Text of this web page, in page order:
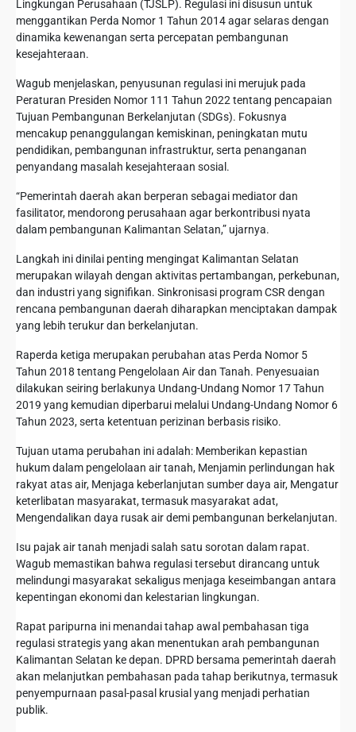
Lingkungan Perusahaan (TJSLP). Regulasi ini disusun untuk
menggantikan Perda Nomor 1 Tahun 2014 agar selaras dengan
dinamika kewenangan serta percepatan pembangunan
kesejahteraan.
Wagub menjelaskan, penyusunan regulasi ini merujuk pada
Peraturan Presiden Nomor 111 Tahun 2022 tentang pencapaian
Tujuan Pembangunan Berkelanjutan (SDGs). Fokusnya
mencakup penanggulangan kemiskinan, peningkatan mutu
pendidikan, pembangunan infrastruktur, serta penanganan
penyandang masalah kesejahteraan sosial.
“Pemerintah daerah akan berperan sebagai mediator dan
fasilitator, mendorong perusahaan agar berkontribusi nyata
dalam pembangunan Kalimantan Selatan,” ujarnya.
Langkah ini dinilai penting mengingat Kalimantan Selatan
merupakan wilayah dengan aktivitas pertambangan, perkebunan,
dan industri yang signifikan. Sinkronisasi program CSR dengan
rencana pembangunan daerah diharapkan menciptakan dampak
yang lebih terukur dan berkelanjutan.
Raperda ketiga merupakan perubahan atas Perda Nomor 5
Tahun 2018 tentang Pengelolaan Air dan Tanah. Penyesuaian
dilakukan seiring berlakunya Undang-Undang Nomor 17 Tahun
2019 yang kemudian diperbarui melalui Undang-Undang Nomor 6
Tahun 2023, serta ketentuan perizinan berbasis risiko.
Tujuan utama perubahan ini adalah: Memberikan kepastian
hukum dalam pengelolaan air tanah, Menjamin perlindungan hak
rakyat atas air, Menjaga keberlanjutan sumber daya air, Mengatur
keterlibatan masyarakat, termasuk masyarakat adat,
Mengendalikan daya rusak air demi pembangunan berkelanjutan.
Isu pajak air tanah menjadi salah satu sorotan dalam rapat.
Wagub memastikan bahwa regulasi tersebut dirancang untuk
melindungi masyarakat sekaligus menjaga keseimbangan antara
kepentingan ekonomi dan kelestarian lingkungan.
Rapat paripurna ini menandai tahap awal pembahasan tiga
regulasi strategis yang akan menentukan arah pembangunan
Kalimantan Selatan ke depan. DPRD bersama pemerintah daerah
akan melanjutkan pembahasan pada tahap berikutnya, termasuk
penyempurnaan pasal-pasal krusial yang menjadi perhatian
publik.